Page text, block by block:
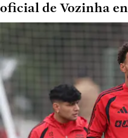
oficial de Vozinha